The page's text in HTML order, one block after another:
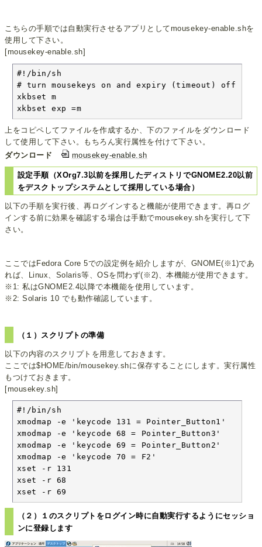
こちらの手順では自動実行させるアプリとしてmousekey-enable.shを
使用して下さい。
[mousekey-enable.sh]
#!/bin/sh
# turn mousekeys on and expiry (timeout) off
xkbset m
xkbset exp =m
上をコピペしてファイルを作成するか、下のファイルをダウンロード
して使用して下さい。もちろん実行属性を付けて下さい。
ダウンロード
mousekey-enable.sh
設定手順（XOrg7.3以前を採用したディストリでGNOME2.20以前
をデスクトップシステムとして採用している場合）
以下の手順を実行後、再ログインすると機能が使用できます。再ログ
インする前に効果を確認する場合は手動でmousekey.shを実行して下
さい。
ここではFedora Core 5での設定例を紹介しますが、GNOME(※1)であ
れば、Linux、Solaris等、OSを問わず(※2)、本機能が使用できます。
※1: 私はGNOME2.4以降で本機能を使用しています。
※2: Solaris 10 でも動作確認しています。
（１）スクリプトの準備
以下の内容のスクリプトを用意しておきます。
ここでは$HOME/bin/mousekey.shに保存することにします。実行属性
もつけておきます。
[mousekey.sh]
#!/bin/sh
xmodmap -e 'keycode 131 = Pointer_Button1'
xmodmap -e 'keycode 68 = Pointer_Button3'
xmodmap -e 'keycode 69 = Pointer_Button2'
xmodmap -e 'keycode 70 = F2'
xset -r 131
xset -r 68
xset -r 69
（２）１のスクリプトをログイン時に自動実行するようにセッショ
ンに登録します